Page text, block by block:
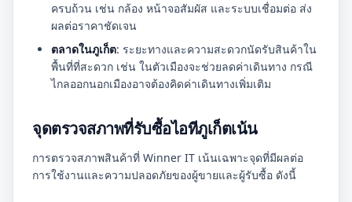
ครบถ้วน เช่น กล้อง หน้าจอสัมผัส และระบบเชื่อมต่อ ส่ง
ผลต่อราคาชัดเจน
ตลาดในภูเก็ต: ระยะทางและความสะดวกนัดรับสินค้าใน
พื้นที่ที่สะดวก เช่น ในตัวเมืองจะช่วยลดค่าเดินทาง กรณี
ไกลออกนอกเมืองอาจต้องคิดค่าเดินทางเพิ่มเติม
จุดตรวจสภาพที่รับซื้อไอทีภูเก็ตเน้น
การตรวจสภาพสินค้าที่ Winner IT เน้นเฉพาะจุดที่มีผลต่อ
การใช้งานและความปลอดภัยของผู้ขายและผู้รับซื้อ ดังนี้